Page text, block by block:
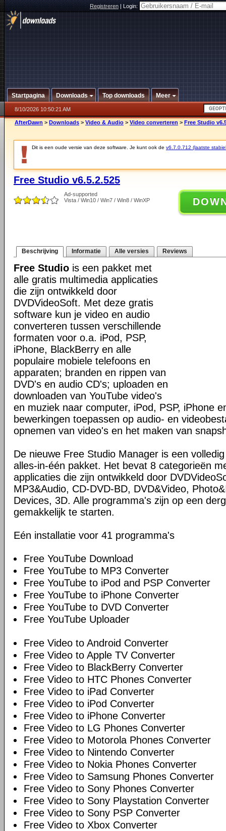
Registreren|Login:
Startpagina Downloads Top downloads Meer
8/10/2026 10:50:21 AM
AfterDawn > Downloads > Video & Audio > Video converteren > Free Studio
Dit is een oude versie van deze software. Je kunt ook de v6.7.0.712 (laatste
Free Studio v6.5.2.525
Ad-supported
Vista / Win10 / Win7 / Win8 / WinXP
Beschrijving Informatie Alle versies Reviews
Free Studio is een pakket met
alle gratis multimedia applicaties
die zijn ontwikkeld door
DVDVideoSoft. Met deze gratis
software kun je video en audio
converteren tussen verschillende
formaten voor o.a. iPod, PSP,
iPhone, BlackBerry en alle
populaire mobiele telefoons en
apparaten; branden en rippen van
DVD's en audio CD's; uploaden en
downloaden van YouTube video's
en muziek naar computer, iPod, PSP, iPhone
bewerkingen toepassen op audio- en
opnemen van video's en het maken van
De nieuwe Free Studio Manager is een
alles-in-één pakket. Het bevat 8 categorieën
applicaties die zijn ontwikkeld door
MP3&Audio, CD-DVD-BD, DVD&Video,
Devices, 3D. Alle programma's zijn op een
gemakkelijk te starten.
Eén installatie voor 41 programma's
Free YouTube Download
Free YouTube to MP3 Converter
Free YouTube to iPod and PSP Converter
Free YouTube to iPhone Converter
Free YouTube to DVD Converter
Free YouTube Uploader
Free Video to Android Converter
Free Video to Apple TV Converter
Free Video to BlackBerry Converter
Free Video to HTC Phones Converter
Free Video to iPad Converter
Free Video to iPod Converter
Free Video to iPhone Converter
Free Video to LG Phones Converter
Free Video to Motorola Phones Converter
Free Video to Nintendo Converter
Free Video to Nokia Phones Converter
Free Video to Samsung Phones Converter
Free Video to Sony Phones Converter
Free Video to Sony Playstation Converter
Free Video to Sony PSP Converter
Free Video to Xbox Converter